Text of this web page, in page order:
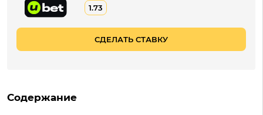
1.73
СДЕЛАТЬ СТАВКУ
Содержание